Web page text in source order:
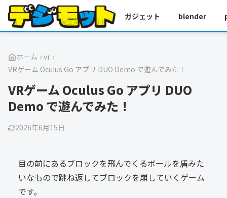
ガジェット blender
ホーム › vr ›
VRゲーム Oculus Go アプリ DUO Demo で遊んでみた！
VRゲーム Oculus Go アプリ DUO
Demo で遊んでみた！
2026年6月15日
目の前にあるブロックを飛んでくるボールを盾みた
いなもので跳ね返してブロックを崩していくゲーム
です。